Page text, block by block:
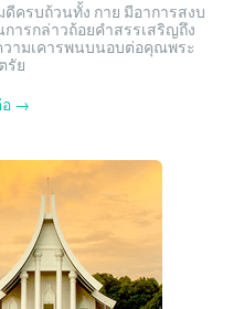
ครบถ้วนทั้ง กาย มีอาการสงบ
การกล่าวถ้อยคำสรรเสริญถึง
ามเคารพนบนอบต่อคุณพระ
รัย
อ →